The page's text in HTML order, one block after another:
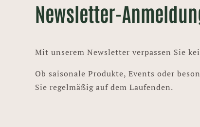
Newsletter-
Mit unserem Newsletter verpassen Sie
Ob saisonale Produkte, Events oder
Sie regelmäßig auf dem Laufenden.